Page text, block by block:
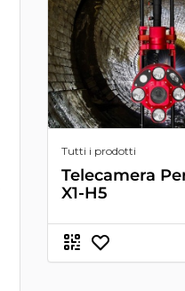
Tutti i prodotti
Telecamera
X1-H5